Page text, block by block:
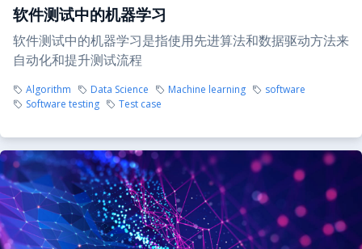
软件测试中的机器学习
软件测试中的机器学习是指使用先进算法和数据驱动方法来
自动化和提升测试流程
Algorithm Data Science Machine learning
software
Software testing
Test case